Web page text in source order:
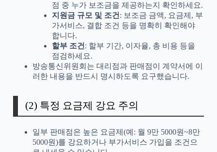
점 중 누가 보조금을 제공하는지 확인하세요.
지원금 규모 및 조건 : 보조금 금액, 요금제, 부
가서비스, 결합 조건 등을 명확히 확인해야
합니다.
할부 조건 : 할부 기간, 이자율, 총 비용 등을
점검하세요.
방송통신위원회는 대리점과 판매점이 계약서에 이
러한 내용을 반드시 명시하도록 요구했습니다.
(2) 특정 요금제 강요 주의
일부 판매점은 높은 요금제(예: 월 9만 5000원~8만
5000원)를 강요하거나 부가서비스 가입을 조건으